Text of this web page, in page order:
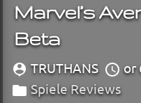
Marvel’s
Beta
TRUTHANS
or
Spiele Reviews